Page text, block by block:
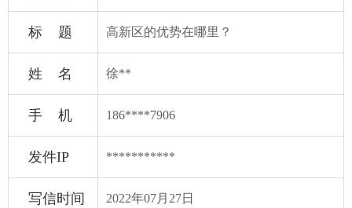
标 题 高新区的优势在哪里？
姓 名 徐**
手 机 186****7906
发件IP ***********
写信时间 2022年07月27日